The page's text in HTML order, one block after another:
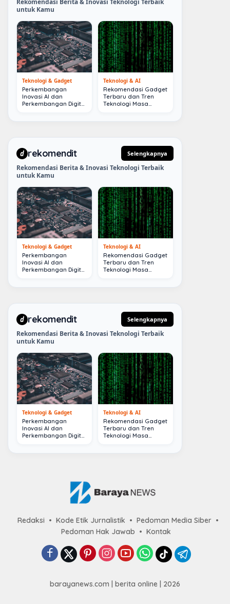
Rekomendasi Berita & Inovasi Teknologi Terbaik
untuk Kamu
Teknologi & Gadget
Perkembangan
Inovasi AI dan
Perkembangan Digital
Teknologi & AI
Rekomendasi Gadget
Terbaru dan Tren
Teknologi Masa
d rekomendit Selengkapnya
Rekomendasi Berita & Inovasi Teknologi Terbaik
untuk Kamu
Teknologi & Gadget
Perkembangan
Inovasi AI dan
Perkembangan Digital
Teknologi & AI
Rekomendasi Gadget
Terbaru dan Tren
Teknologi Masa
d rekomendit Selengkapnya
Rekomendasi Berita & Inovasi Teknologi Terbaik
untuk Kamu
Teknologi & Gadget
Perkembangan
Inovasi AI dan
Perkembangan Digital
Teknologi & AI
Rekomendasi Gadget
Terbaru dan Tren
Teknologi Masa
Redaksi Kode Etik Jurnalistik
Pedoman Media Siber
Pedoman Hak Jawab
Kontak
barayanews.com | berita online | 2026